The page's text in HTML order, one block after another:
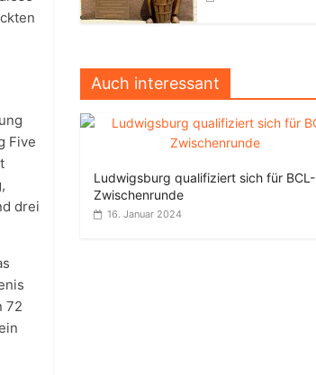
Five
drei
72
Auch interessant
Ludwigsburg qualifiziert sich für BCL-
Zwischenrunde
16. Januar 2024